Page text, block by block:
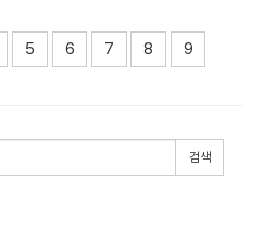
5 6 7 8 9
검색